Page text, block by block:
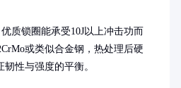
质锁圈能承受10J以上冲击功而
或类似合金钢，热处理后硬
韧性与强度的平衡。